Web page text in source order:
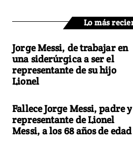
Lo más
Jorge Messi, de trabajar en
una siderúrgica a ser el
representante de su hijo
Lionel
Fallece Jorge Messi, padre y
representante de Lionel
Messi, a los 68 años de edad